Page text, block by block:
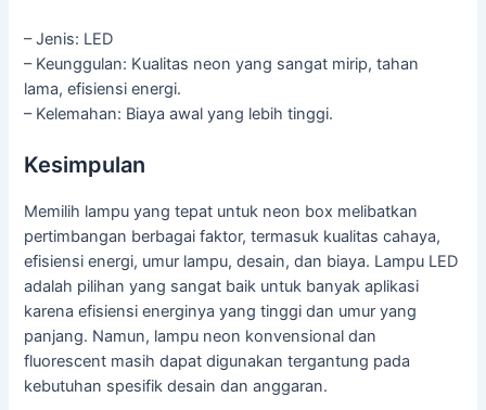
– Jenis: LED
– Keunggulan: Kualitas neon yang sangat mirip, tahan
lama, efisiensi energi.
– Kelemahan: Biaya awal yang lebih tinggi.
Kesimpulan
Memilih lampu yang tepat untuk neon box melibatkan
pertimbangan berbagai faktor, termasuk kualitas cahaya,
efisiensi energi, umur lampu, desain, dan biaya. Lampu LED
adalah pilihan yang sangat baik untuk banyak aplikasi
karena efisiensi energinya yang tinggi dan umur yang
panjang. Namun, lampu neon konvensional dan
fluorescent masih dapat digunakan tergantung pada
kebutuhan spesifik desain dan anggaran.